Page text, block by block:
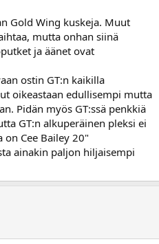
aihetutumatta lasin yli ja ei ole
moottoripyöräkäyttöön
suuresti, mitähän
kun penkkikin on niin
ahterin takaosalla istuessa
vaihtoi saksalaiseen B:llä
Gold Wing kuskeja. Muut
mutta onhan siinä
ja äänet ovat
ostin GT:n kaikilla
oikeastaan edullisempi mutta
Pidän myös GT:ssä penkkiä
GT:n alkuperäinen pleksi ei
Cee Bailey 20"
ainakin paljon hiljaisempi